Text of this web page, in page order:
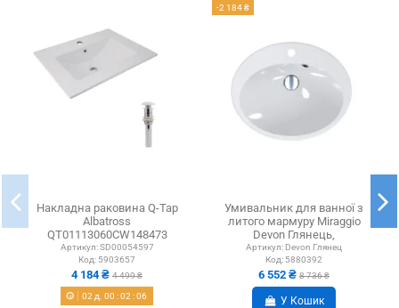
Накладна раковина Q-Tap
Albatross
QT01113060CW148473
White, 620x460x180 мм з
донним...
Артикул: SD00054597
Код: 5903657
4 184 ₴ 4 499 ₴
02 д. 00 :02 :05
-2 184 ₴
Умивальник для ванної з
литого мармуру Miraggio
Devon Глянець,
550х449х137 мм
Артикул: Devon Глянец
Код: 5880392
6 552 ₴ 8 736 ₴
У Кошик